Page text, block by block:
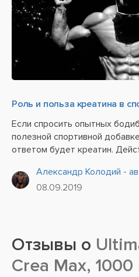
Роль и польза креатина в
Если спросить опытных
полезной спортивной
ответом будет креатин.
Креатин является
энергии, так необходимой при
Александр Колодий -
08.09.2019
Отзывы о
Crea Max,